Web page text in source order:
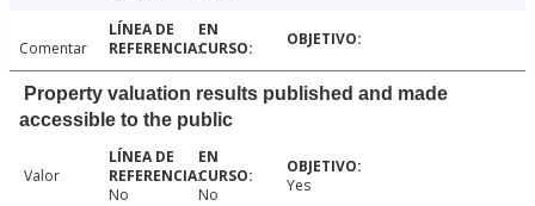
Comentar
Property valuation results published and made
accessible to the public
Valor
No
No Yes